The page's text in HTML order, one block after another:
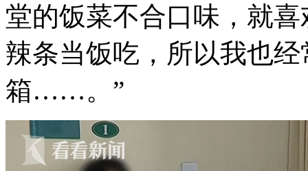
堂的饭菜不合口味，就
辣条当饭吃，所以我也
箱……。”